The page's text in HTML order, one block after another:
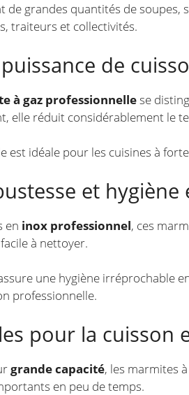
de grandes quantités de soupes,
traiteurs et collectivités.
de
à gaz professionnellese
elle réduit considérablement le
est idéale pour les cuisines à
et hygiène
en inox professionnel, ces
à nettoyer.
une hygiène irréprochable
professionnelle.
pour la cuisson
grande capacité, les marmites
en peu de temps.